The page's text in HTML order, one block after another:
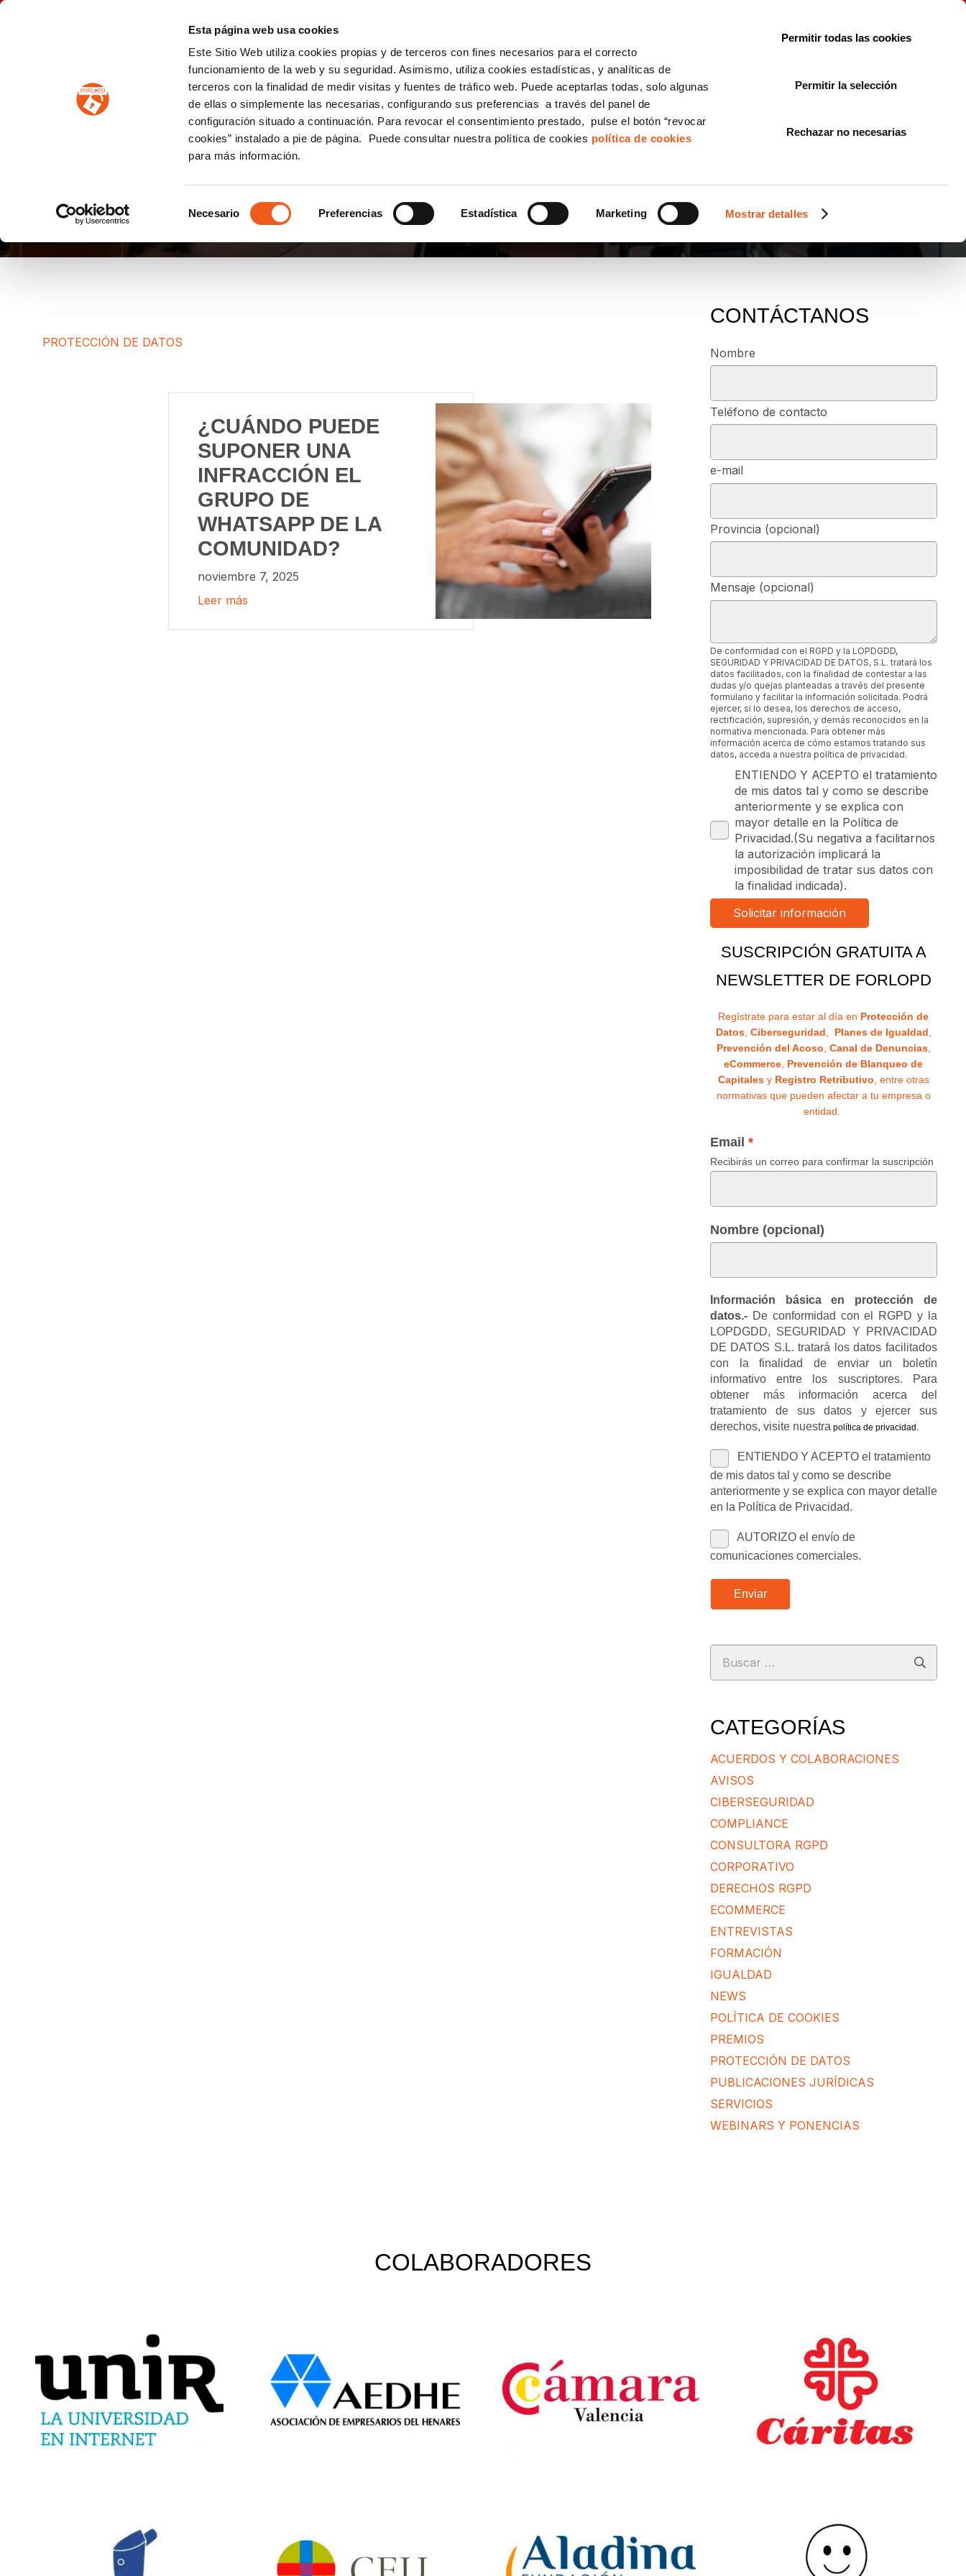
Esta página web usa cookies
Este Sitio Web utiliza cookies propias y de terceros con fines necesarios para el correcto
funcionamiento de la web y su seguridad. Asimismo, utiliza cookies estadísticas, y analíticas de
terceros con la finalidad de medir visitas y fuentes de tráfico web. Puede aceptarlas todas, solo algunas
de ellas o simplemente las necesarias, configurando sus preferencias a través del panel de
configuración situado a continuación. Para revocar el consentimiento prestado, pulse el botón “revocar
cookies” instalado a pie de página. Puede consultar nuestra política de cookies política de cookies
para más información.
de
Necesario Preferencias Estadística Marketing Mostrar detalles
Permitir todas las cookies
Permitir la selección
Rechazar no necesarias
PROTECCION DE DATOS IGUALDAD CONSULTORÍA ECOMMERCE LSSI CANAL DENUNCIAS
INFRACCIONES FRECUENTES
PROTECCIÓN DE DATOS
¿CUÁNDO PUEDE
SUPONER UNA
INFRACCIÓN EL
GRUPO DE
WHATSAPP DE LA
COMUNIDAD?
noviembre 7, 2025
Leer más
CONTÁCTANOS
Nombre
Teléfono de contacto
e-mail
Provincia (opcional)
Mensaje (opcional)
De conformidad con el RGPD y la LOPDGDD,
SEGURIDAD Y PRIVACIDAD DE DATOS, S.L. tratará los
datos facilitados, con la finalidad de contestar a las
dudas y/o quejas planteadas a través del presente
formulario y facilitar la información solicitada. Podrá
ejercer, si lo desea, los derechos de acceso,
rectificación, supresión, y demás reconocidos en la
normativa mencionada. Para obtener más
información acerca de cómo estamos tratando sus
datos, acceda a nuestra política de privacidad.
ENTIENDO Y ACEPTO el tratamiento
de mis datos tal y como se describe
anteriormente y se explica con
mayor detalle en la Política de
Privacidad.(Su negativa a facilitarnos
la autorización implicará la
imposibilidad de tratar sus datos con
la finalidad indicada).
SUSCRIPCIÓN GRATUITA A
NEWSLETTER DE FORLOPD
Regístrate para estar al día en Protección de
Datos, Ciberseguridad, Planes de Igualdad,
Prevención del Acoso, Canal de Denuncias,
eCommerce, Prevención de Blanqueo de
Capitalesy Registro Retributivo, entre otras
normativas que pueden afectar a tu empresa o
entidad.
Email
Recibirás un correo para confirmar la suscripción
Nombre (opcional)
Información básica en protección de
datos.-De conformidad con el RGPD y la
LOPDGDD, SEGURIDAD Y PRIVACIDAD
DE DATOS S.L. tratará los datos facilitados
con la finalidad de enviar un boletín
informativo entre los suscriptores. Para
obtener más información acerca del
tratamiento de sus datos y ejercer sus
derechos, visite nuestra política de privacidad .
ENTIENDO Y ACEPTO el tratamiento
de mis datos tal y como se describe
anteriormente y se explica con mayor detalle
en la Política de Privacidad.
AUTORIZO el envío de
comunicaciones comerciales.
Enviar
Buscar:
CATEGORÍAS
ACUERDOS Y COLABORACIONES
AVISOS
CIBERSEGURIDAD
COMPLIANCE
CONSULTORA RGPD
CORPORATIVO
DERECHOS RGPD
ECOMMERCE
ENTREVISTAS
FORMACIÓN
IGUALDAD
NEWS
POLÍTICA DE COOKIES
PREMIOS
PROTECCIÓN DE DATOS
PUBLICACIONES JURÍDICAS
SERVICIOS
WEBINARS Y PONENCIAS
COLABORADORES